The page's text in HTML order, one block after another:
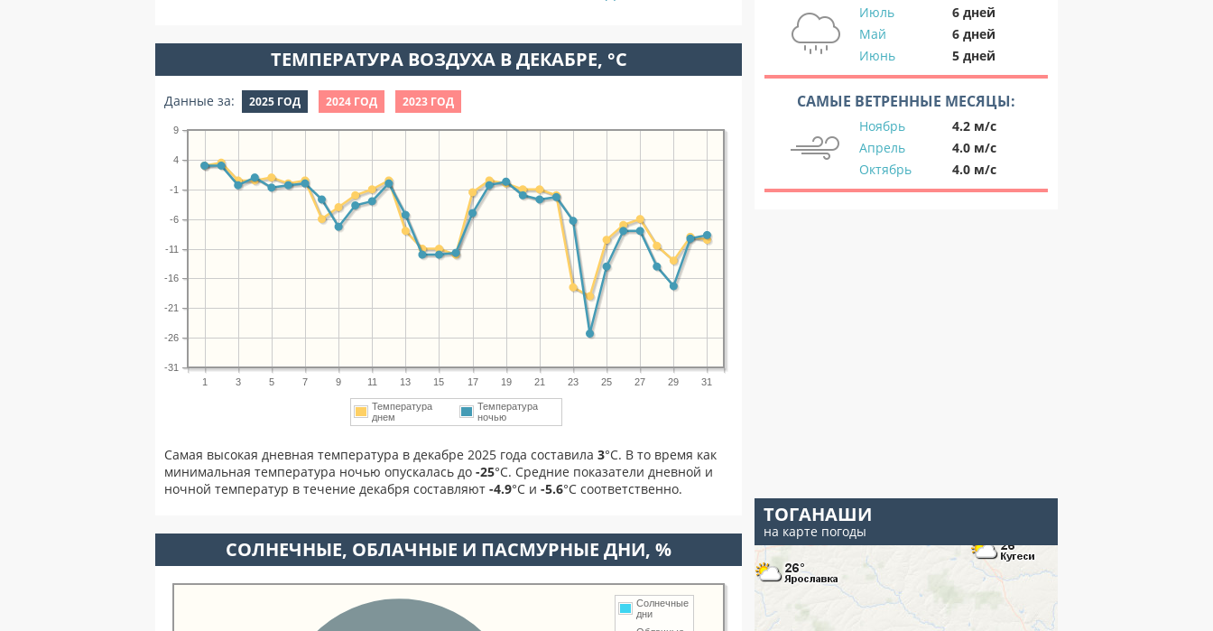
ТЕМПЕРАТУРА ВОЗДУХА В ДЕКАБРЕ, °C
Данные за: 2025 ГОД 2024 ГОД 2023 ГОД
1 3 5 7 9 11 13 15 17 19 21 23 25 27 29 31
-31
-26
-21
-16
-11
-6
-1
4
9
Температура
днем
Температура
ночью
Самая высокая дневная температура в декабре 2025 года составила 3°С. В то время как
минимальная температура ночью опускалась до -25°C. Средние показатели дневной и
ночной температур в течение декабря составляют -4.9°С и -5.6°С соответственно.
CОЛНЕЧНЫЕ, ОБЛАЧНЫЕ И ПАСМУРНЫЕ ДНИ, %
Солнечные
дни
Июль
6 дней
Май
6 дней
Июнь
5 дней
САМЫЕ ВЕТРЕННЫЕ МЕСЯЦЫ:
Ноябрь
4.2 м/с
Апрель
4.0 м/с
Октябрь
4.0 м/с
ТОГАНАШИ
на карте погоды